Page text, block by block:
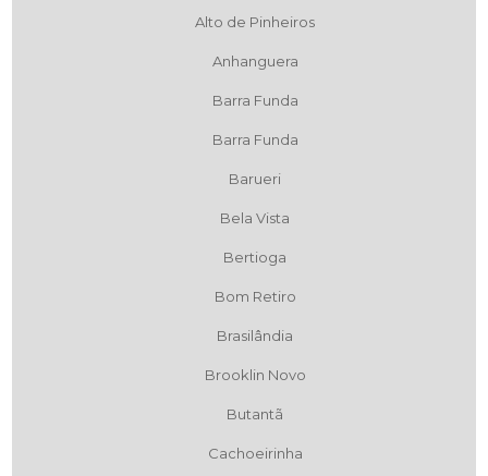
Alto de Pinheiros
Anhanguera
Barra Funda
Barra Funda
Barueri
Bela Vista
Bertioga
Bom Retiro
Brasilândia
Brooklin Novo
Butantã
Cachoeirinha